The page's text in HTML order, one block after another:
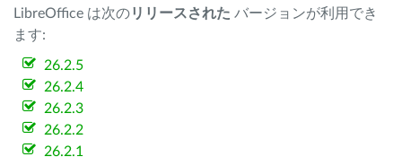
LibreOffice は次のリリースされた バージョンが利用でき
ます:
26.2.5
26.2.4
26.2.3
26.2.2
26.2.1